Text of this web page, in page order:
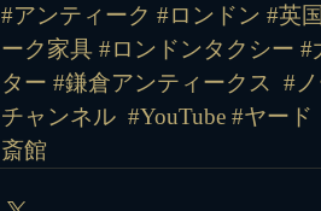
#アンティーク #ロンドン #英
ーク家具 #ロンドンタクシー
ター #鎌倉アンティークス
#
チャンネル #YouTube #ヤード
斎館